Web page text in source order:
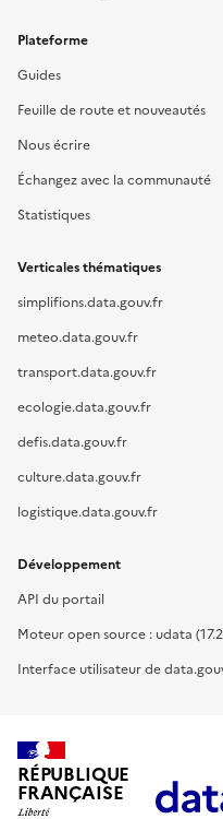
Plateforme
Guides
Feuille de route et nouveautés
Nous écrire
Échangez avec la communauté
Statistiques
Verticales thématiques
simplifions.data.gouv.fr
meteo.data.gouv.fr
transport.data.gouv.fr
ecologie.data.gouv.fr
defis.data.gouv.fr
culture.data.gouv.fr
logistique.data.gouv.fr
Développement
API du portail
Moteur open source : udata
Interface utilisateur de
RÉPUBLIQUE
FRANÇAISE